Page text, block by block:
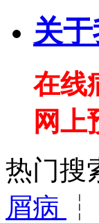
关
在线
网上
热门搜
屑病
┆